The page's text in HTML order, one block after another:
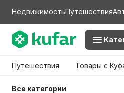
НедвижимостьПутешествия
Путешествия Товары с
Все категории